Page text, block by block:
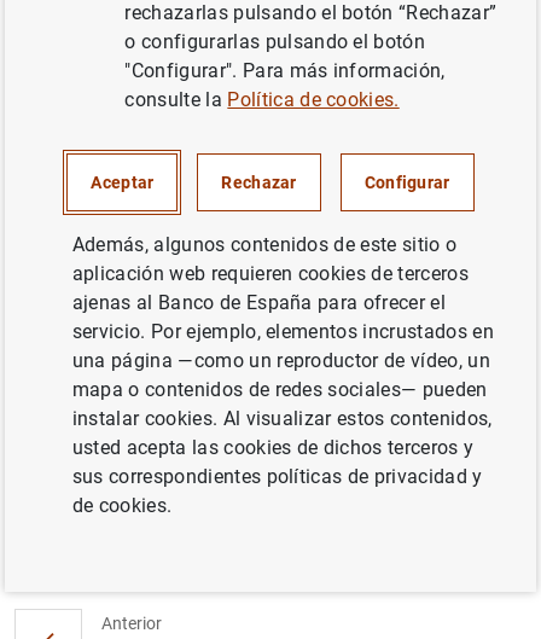
financiero consolidado del
Eurosistema a 5 de enero de
Estado financiero inicial consolidado del
Eurosistema a 1 de enero de 2007 y Estado
financiero consolidado del Eurosistema a 5
de enero de 2007 . (168 KB)
Anterior
rechazarlas pulsando el botón “Rechazar”
o configurarlas pulsando el botón
"Configurar". Para más información,
consulte la Política de cookies.
Aceptar Rechazar Configurar
Además, algunos contenidos de este sitio o
aplicación web requieren cookies de terceros
ajenas al Banco de España para ofrecer el
servicio. Por ejemplo, elementos incrustados en
una página —como un reproductor de vídeo, un
mapa o contenidos de redes sociales— pueden
instalar cookies. Al visualizar estos contenidos,
usted acepta las cookies de dichos terceros y
sus correspondientes políticas de privacidad y
de cookies.